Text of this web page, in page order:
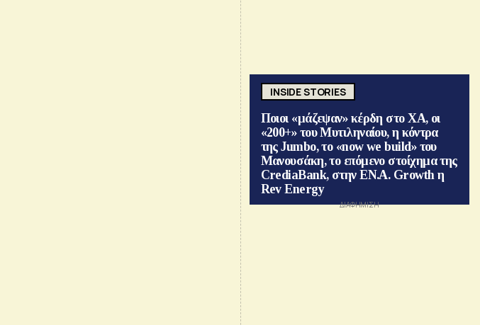
INSIDE STORIES
Ποιοι «μάζεψαν» κέρδη στο ΧΑ, οι
«200+» του Μυτιληναίου, η κόντρα
της Jumbo, το «now we build» του
Μανουσάκη, το επόμενο στοίχημα της
CrediaBank, στην ΕΝ.Α. Growth η
Rev Energy